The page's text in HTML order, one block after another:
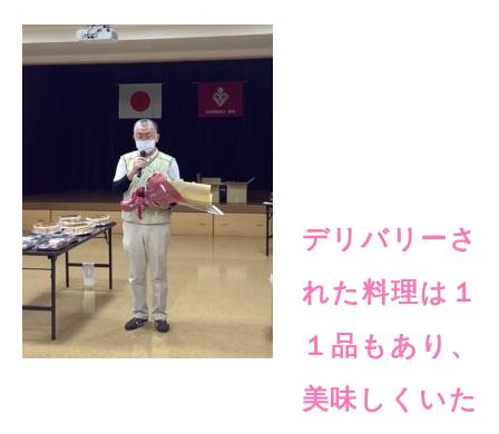
デリバリーさ
れた料理は１
１品もあり、
美味しくいた